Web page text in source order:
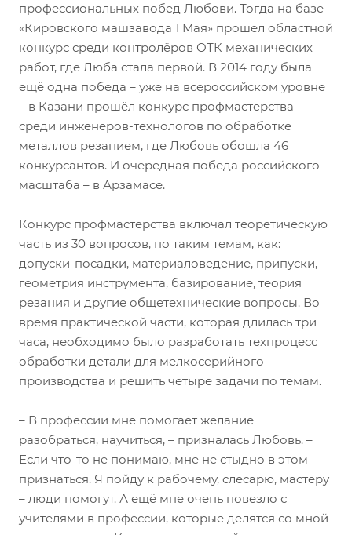
профессиональных побед Любови. Тогда на базе
«Кировского машзавода 1 Мая» прошёл областной
конкурс среди контролёров ОТК механических
работ, где Люба стала первой. В 2014 году была
ещё одна победа – уже на всероссийском уровне
– в Казани прошёл конкурс профмастерства
среди инженеров-технологов по обработке
металлов резанием, где Любовь обошла 46
конкурсантов. И очередная победа российского
масштаба – в Арзамасе.
Конкурс профмастерства включал теоретическую
часть из 30 вопросов, по таким темам, как:
допуски-посадки, материаловедение, припуски,
геометрия инструмента, базирование, теория
резания и другие общетехнические вопросы. Во
время практической части, которая длилась три
часа, необходимо было разработать техпроцесс
обработки детали для мелкосерийного
производства и решить четыре задачи по темам.
– В профессии мне помогает желание
разобраться, научиться, – призналась Любовь. –
Если что-то не понимаю, мне не стыдно в этом
признаться. Я пойду к рабочему, слесарю, мастеру
– люди помогут. А ещё мне очень повезло с
учителями в профессии, которые делятся со мной